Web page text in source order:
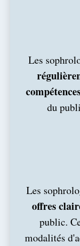
Les
du
Les
offres
public.
modalités